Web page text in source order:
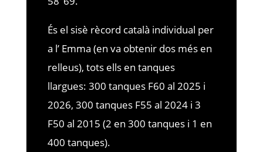
És el sisè rècord català individual per
a l’ Emma (en va obtenir dos més en
relleus), tots ells en tanques
llargues: 300 tanques F60 al 2025 i
2026, 300 tanques F55 al 2024 i 3
F50 al 2015 (2 en 300 tanques i 1 en
400 tanques).